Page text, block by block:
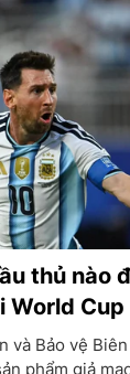
thủ nào
World
và Bảo vệ
phẩm giả